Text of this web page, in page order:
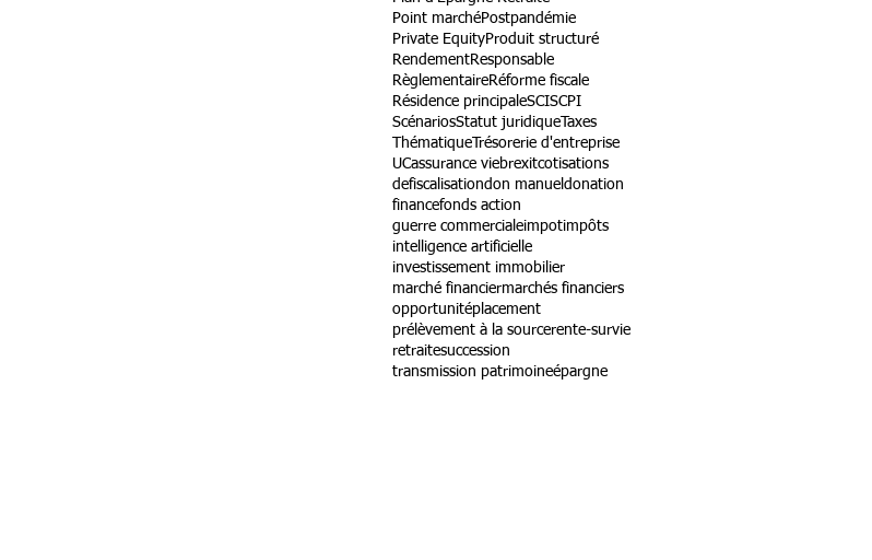
Point marchéPostpandémie
Private EquityProduit structuré
RendementResponsable
RèglementaireRéforme fiscale
Résidence principaleSCISCPI
ScénariosStatut juridiqueTaxes
ThématiqueTrésorerie d'entreprise
UCassurance viebrexitcotisations
defiscalisationdon manuel donation
financefonds action
guerre commercialeimpotimpôts
intelligence artificielle
investissement immobilier
marché financiermarchés financiers
opportunitéplacement
prélèvement à la sourcerente-survie
retraitesuccession
transmission patrimoineépargne